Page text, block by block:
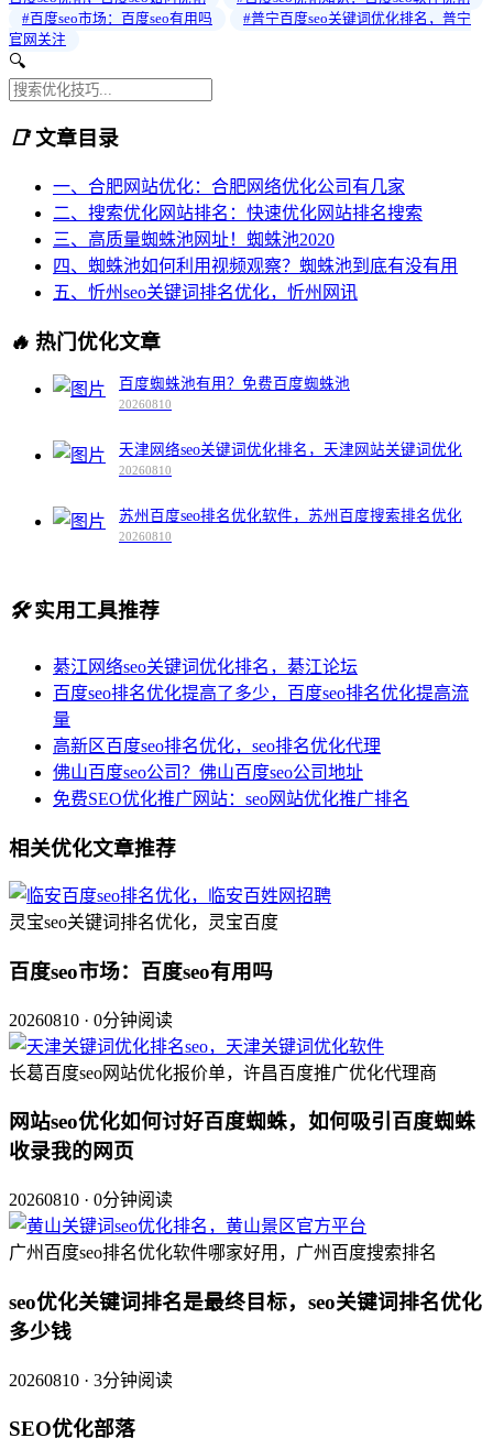
#百度seo市场：百度seo有用吗
#普宁百度seo关键词优化排名，普宁
官网关注
🔍
📑文章目录
一、合肥网站优化：合肥网络优化公司有几家
二、搜索优化网站排名：快速优化网站排名搜索
三、高质量蜘蛛池网址！蜘蛛池2020
四、蜘蛛池如何利用视频观察？蜘蛛池到底有没有用
五、忻州seo关键词排名优化，忻州网讯
🔥 热门优化文章
百度蜘蛛池有用？免费百度蜘蛛池
20260810
天津网络seo关键词优化排名，天津网站关键词优化
20260810
苏州百度seo排名优化软件，苏州百度搜索排名优化
20260810
🛠️实用工具推荐
綦江网络seo关键词优化排名，綦江论坛
百度seo排名优化提高了多少，百度seo排名优化提高流
量
高新区百度seo排名优化，seo排名优化代理
佛山百度seo公司？佛山百度seo公司地址
免费SEO优化推广网站：seo网站优化推广排名
相关优化文章推荐
灵宝seo关键词排名优化，灵宝百度
百度seo市场：百度seo有用吗
20260810 · 0分钟阅读
长葛百度seo网站优化报价单，许昌百度推广优化代理商
网站seo优化如何讨好百度蜘蛛，如何吸引百度蜘蛛
收录我的网页
20260810 · 0分钟阅读
广州百度seo排名优化软件哪家好用，广州百度搜索排名
seo优化关键词排名是最终目标，seo关键词排名优化
多少钱
20260810 · 3分钟阅读
SEO优化部落